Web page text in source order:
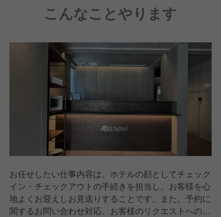
こんなことやります
お任せしたい仕事内容は、ホテルの顔としてチェック
イン・チェックアウトの手続きを担当し、お客様を心
地よくお迎えしお見送りすることです。また、予約に
関するお問い合わせ対応、お客様のリクエストへの対